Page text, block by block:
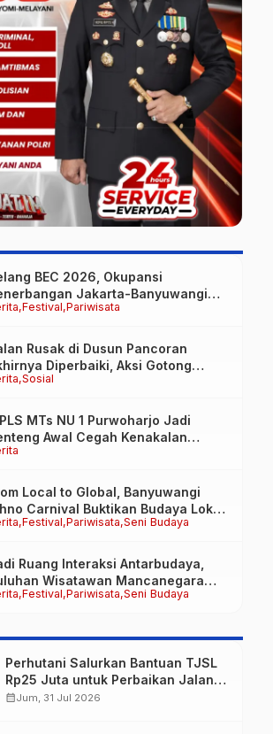
Festival Pariwisata
BEC 2026, Okupansi
Jakarta-Banyuwangi
90 Persen
Sosial
Rusak di Dusun Pancoran
Diperbaiki, Aksi Gotong
FRB dan Laskar Bali Shanti Jet
MTs NU 1 Purwoharjo Jadi
Awal Cegah Kenakalan
Polsek Purwoharjo Tanamkan
Festival Pariwisata Seni Budaya
Local to Global, Banyuwangi
Carnival Buktikan Budaya Lokal
Mendunia
Festival Pariwisata Seni Budaya
Ruang Interaksi Antarbudaya,
Wisatawan Mancanegara
BEC 2026
Perhutani Salurkan Bantuan TJSL
Rp25 Juta untuk Perbaikan Jalan
Warga Sekitar Hutan di
calendar_monthJum, 31 Jul 2026